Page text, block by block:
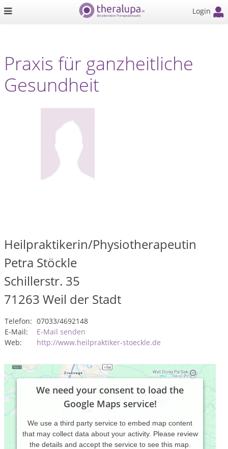
Login
Praxis für ganzheitliche
Gesundheit
Heilpraktikerin/Physiotherapeutin
Petra Stöckle
Schillerstr. 35
71263 Weil der Stadt
Telefon: 07033/4692148
E-Mail:
E-Mail senden
Web:
http://www.heilpraktiker-stoeckle.de
We need your consent to load the
Google Maps service!
We use a third party service to embed map content
that may collect data about your activity. Please review
the details and accept the service to see this map.